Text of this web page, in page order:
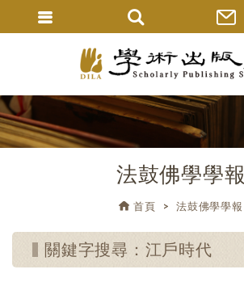
法鼓佛學學報
首頁 法鼓佛學學報
關鍵字搜尋：江戶時代